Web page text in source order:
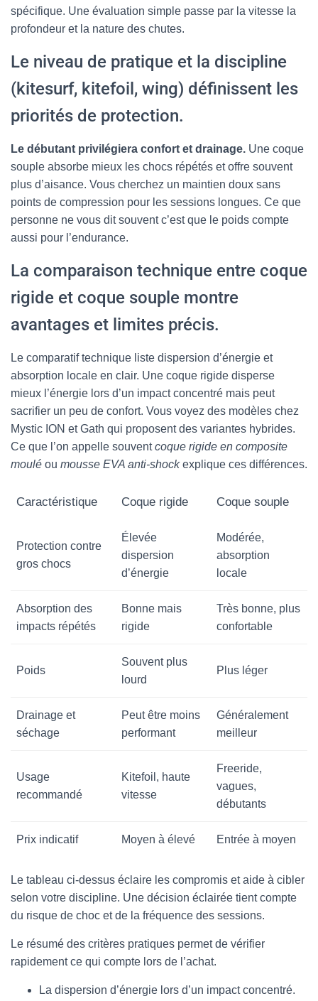
spécifique. Une évaluation simple passe par la vitesse la
profondeur et la nature des chutes.
Le niveau de pratique et la discipline
(kitesurf, kitefoil, wing) définissent les
priorités de protection.
Le débutant privilégiera confort et drainage. Une coque
souple absorbe mieux les chocs répétés et offre souvent
plus d’aisance. Vous cherchez un maintien doux sans
points de compression pour les sessions longues. Ce que
personne ne vous dit souvent c’est que le poids compte
aussi pour l’endurance.
La comparaison technique entre coque
rigide et coque souple montre
avantages et limites précis.
Le comparatif technique liste dispersion d’énergie et
absorption locale en clair. Une coque rigide disperse
mieux l’énergie lors d’un impact concentré mais peut
sacrifier un peu de confort. Vous voyez des modèles chez
Mystic ION et Gath qui proposent des variantes hybrides.
Ce que l’on appelle souventcoque rigide en composite
moulé ou mousse EVA anti-shockexplique ces différences.
Caractéristique Coque rigide Coque souple
Protection contre
gros chocs
Élevée
dispersion
d’énergie
Modérée,
absorption
locale
Absorption des
impacts répétés
Bonne mais
rigide
Très bonne, plus
confortable
Poids
Souvent plus
lourd
Plus léger
Drainage et
séchage
Peut être moins
performant
Généralement
meilleur
Usage
recommandé
Kitefoil, haute
vitesse
Freeride,
vagues,
débutants
Prix indicatif Moyen à élevé Entrée à moyen
Le tableau ci-dessus éclaire les compromis et aide à cibler
selon votre discipline. Une décision éclairée tient compte
du risque de choc et de la fréquence des sessions.
Le résumé des critères pratiques permet de vérifier
rapidement ce qui compte lors de l’achat.
La dispersion d’énergie lors d’un impact concentré.